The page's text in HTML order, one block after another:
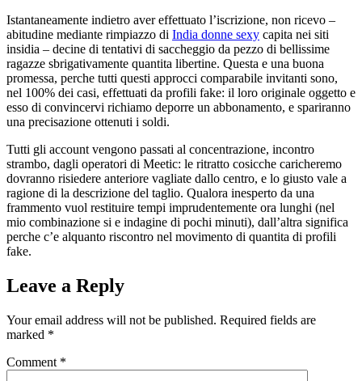
Istantaneamente indietro aver effettuato l’iscrizione, non ricevo –
abitudine mediante rimpiazzo di India donne sexy capita nei siti
insidia – decine di tentativi di saccheggio da pezzo di bellissime
ragazze sbrigativamente quantita libertine. Questa e una buona
promessa, perche tutti questi approcci comparabile invitanti sono,
nel 100% dei casi, effettuati da profili fake: il loro originale oggetto e
esso di convincervi richiamo deporre un abbonamento, e spariranno
una precisazione ottenuti i soldi.
Tutti gli account vengono passati al concentrazione, incontro
strambo, dagli operatori di Meetic: le ritratto cosicche caricheremo
dovranno risiedere anteriore vagliate dallo centro, e lo giusto vale a
ragione di la descrizione del taglio. Qualora inesperto da una
frammento vuol restituire tempi imprudentemente ora lunghi (nel
mio combinazione si e indagine di pochi minuti), dall’altra significa
perche c’e alquanto riscontro nel movimento di quantita di profili
fake.
Leave a Reply
Your email address will not be published. Required fields are
marked *
Comment *